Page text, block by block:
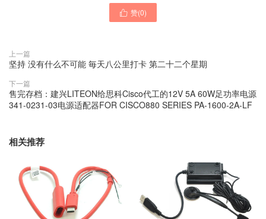
 赞(0)
上一篇
坚持 没有什么不可能 毎天八公里打卡 第二十二个星期
下一篇
售完存档：建兴LITEON给思科Cisco代工的12V 5A 60W足功率电源
341-0231-03电源适配器FOR CISCO880 SERIES PA-1600-2A-LF
相关推荐